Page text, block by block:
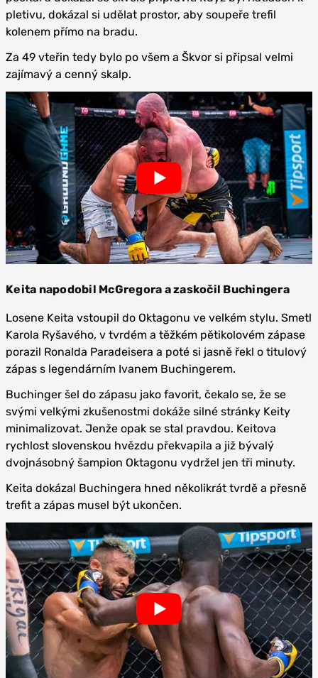
pletivu, dokázal si udělat prostor, aby soupeře trefil
kolenem přímo na bradu.
Za 49 vteřin tedy bylo po všem a Škvor si připsal velmi
zajímavý a cenný skalp.
Keita napodobil McGregora a zaskočil Buchingera
Losene Keita vstoupil do Oktagonu ve velkém stylu. Smetl
Karola Ryšavého, v tvrdém a těžkém pětikolovém zápase
porazil Ronalda Paradeisera a poté si jasně řekl o titulový
zápas s legendárním Ivanem Buchingerem.
Buchinger šel do zápasu jako favorit, čekalo se, že se
svými velkými zkušenostmi dokáže silné stránky Keity
minimalizovat. Jenže opak se stal pravdou. Keitova
rychlost slovenskou hvězdu překvapila a již bývalý
dvojnásobný šampion Oktagonu vydržel jen tři minuty.
Keita dokázal Buchingera hned několikrát tvrdě a přesně
trefit a zápas musel být ukončen.